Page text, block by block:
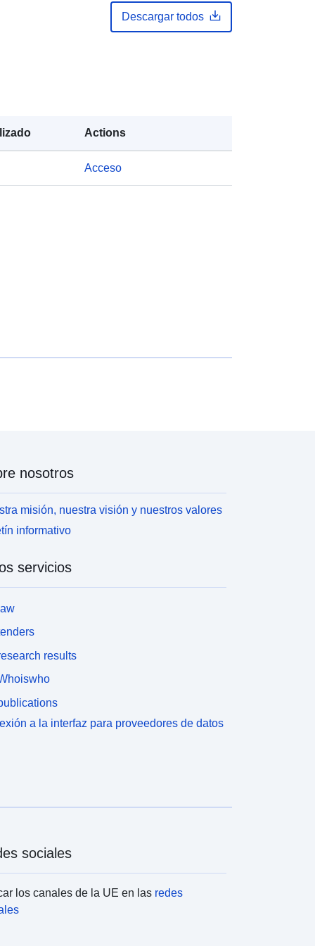
Descargar todos
Actions
Acceso
-zenodo-org-1311584
la
Recurso:
nosotros
misión, nuestra visión y nuestros valores
informativo
servicios
results
a la interfaz para proveedores de datos
sociales
los canales de la UE en las redes